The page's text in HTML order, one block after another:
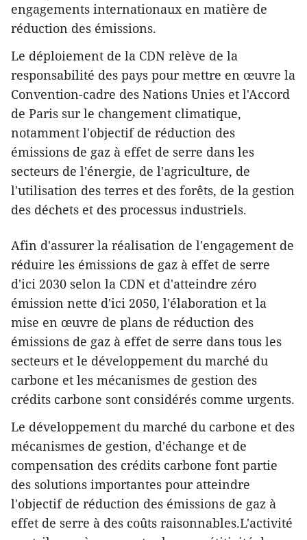
engagements internationaux en matière de
réduction des émissions.
Le déploiement de la CDN relève de la
responsabilité des pays pour mettre en œuvre la
Convention-cadre des Nations Unies et l'Accord
de Paris sur le changement climatique,
notamment l'objectif de réduction des
émissions de gaz à effet de serre dans les
secteurs de l'énergie, de l'agriculture, de
l'utilisation des terres et des forêts, de la gestion
des déchets et des processus industriels.
Afin d'assurer la réalisation de l'engagement de
réduire les émissions de gaz à effet de serre
d'ici 2030 selon la CDN et d'atteindre zéro
émission nette d'ici 2050, l'élaboration et la
mise en œuvre de plans de réduction des
émissions de gaz à effet de serre dans tous les
secteurs et le développement du marché du
carbone et les mécanismes de gestion des
crédits carbone sont considérés comme urgents.
Le développement du marché du carbone et des
mécanismes de gestion, d'échange et de
compensation des crédits carbone font partie
des solutions importantes pour atteindre
l'objectif de réduction des émissions de gaz à
effet de serre à des coûts raisonnables.L'activité